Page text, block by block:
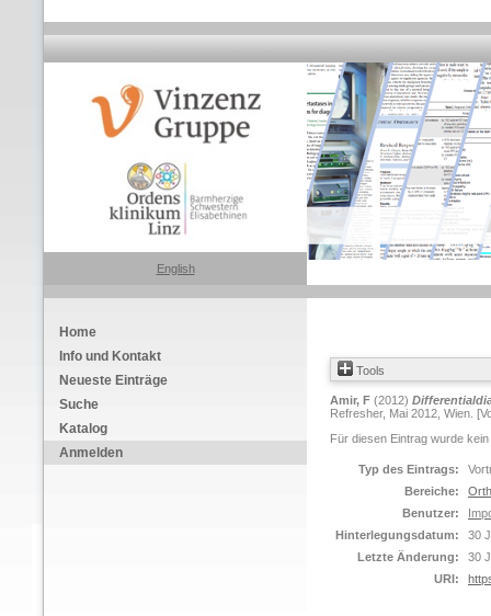
English
Home
Info und Kontakt
Neueste Einträge
Suche
Katalog
Anmelden
Tools
Amir, F (2012)
Refresher, Mai 2012, Wien.
Für diesen Eintrag wurde
Typ des Eintrags:
Bereiche:
Benutzer:
Hinterlegungsdatum:
30
Letzte Änderung:
30
URI: